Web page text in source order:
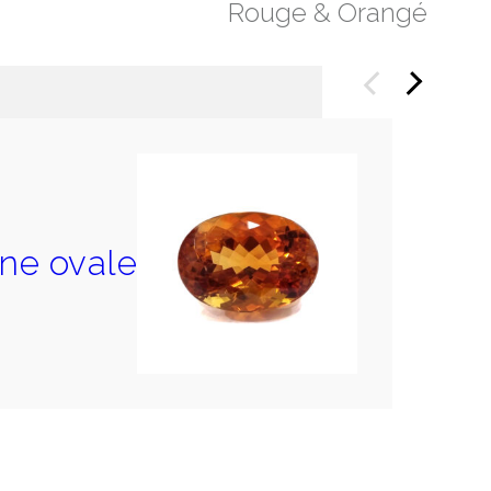
Rouge & Orangé
ovale
PrécédentSuivant